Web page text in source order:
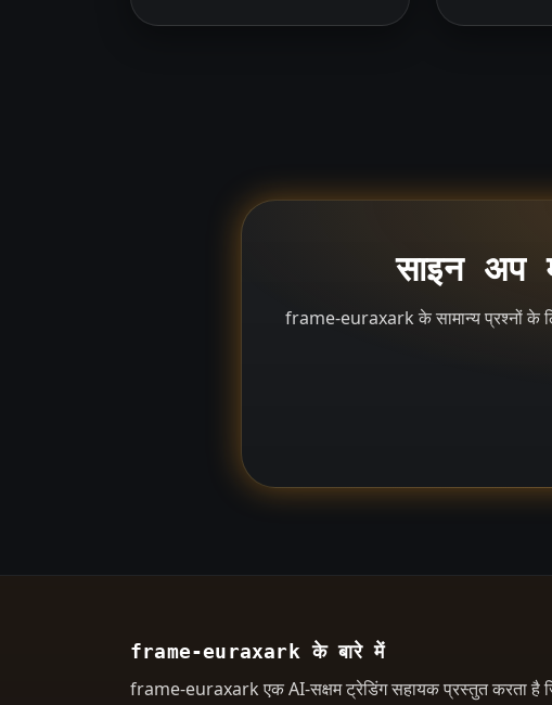
साइन अप
frame-euraxark के सामान्य प्रश्नों के
frame-euraxark के बारे में
frame-euraxark एक AI-सक्षम ट्रेडिंग सहायक प्रस्तुत करता है